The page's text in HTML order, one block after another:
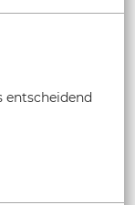
entscheidend